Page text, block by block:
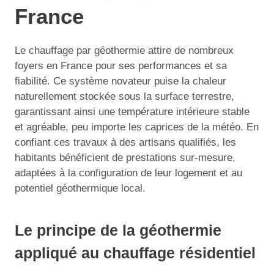
France
Le chauffage par géothermie attire de nombreux
foyers en France pour ses performances et sa
fiabilité. Ce système novateur puise la chaleur
naturellement stockée sous la surface terrestre,
garantissant ainsi une température intérieure stable
et agréable, peu importe les caprices de la météo. En
confiant ces travaux à des artisans qualifiés, les
habitants bénéficient de prestations sur-mesure,
adaptées à la configuration de leur logement et au
potentiel géothermique local.
Le principe de la géothermie
appliqué au chauffage résidentiel